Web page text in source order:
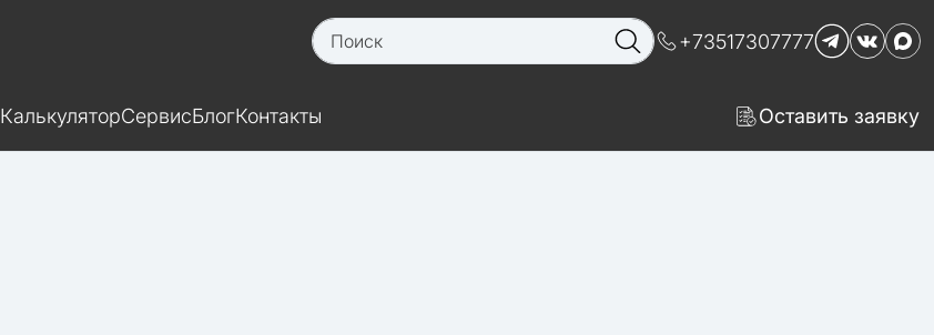
+73517307777
КалькуляторСервисБлогКонтакты Оставить заявку